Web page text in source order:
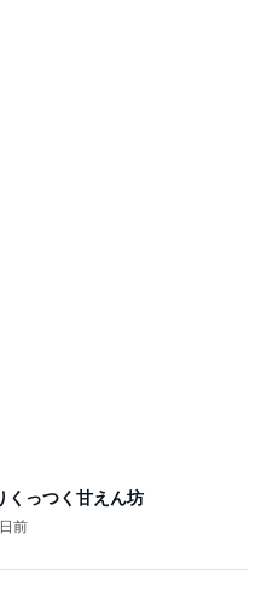
くっつく甘えん坊
前